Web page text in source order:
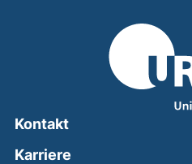
Kontakt
Karriere